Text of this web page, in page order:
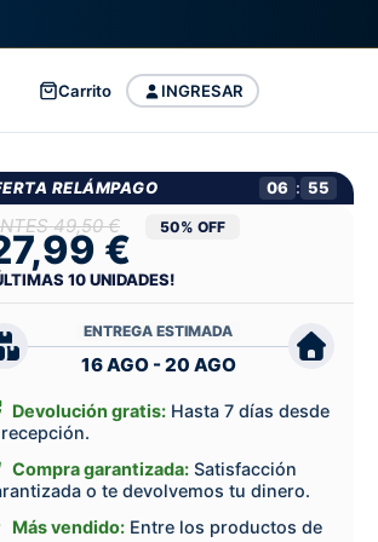
INGRESAR
Carrito
RELÁMPAGO 06 : 54
49,50 €
€ 50% OFF
10UNIDADES!
ENTREGA ESTIMADA
16 AGO - 20 AGO
Devolución gratis: Hasta 7 días desde
Compra garantizada: Satisfacción
o te devolvemos tu dinero.
Más vendido: Entre los productos de